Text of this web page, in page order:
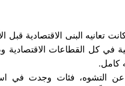
تعانيه البنى الاقتصادية قبل
في كل القطاعات الاقتصادية
كامل.
التشوه، فئات وجدت في